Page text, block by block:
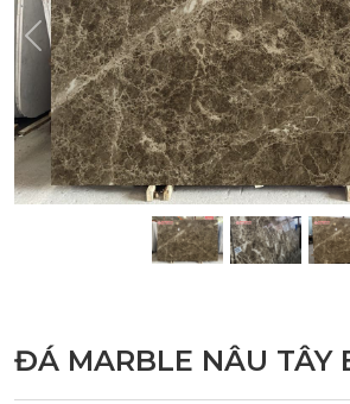
Previous
ĐÁ MARBLE NÂU TÂY